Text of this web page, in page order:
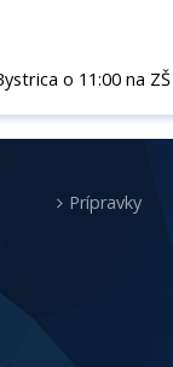
o 11:00 na
Prípravky